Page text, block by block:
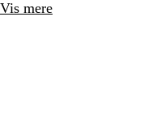
Vis mere